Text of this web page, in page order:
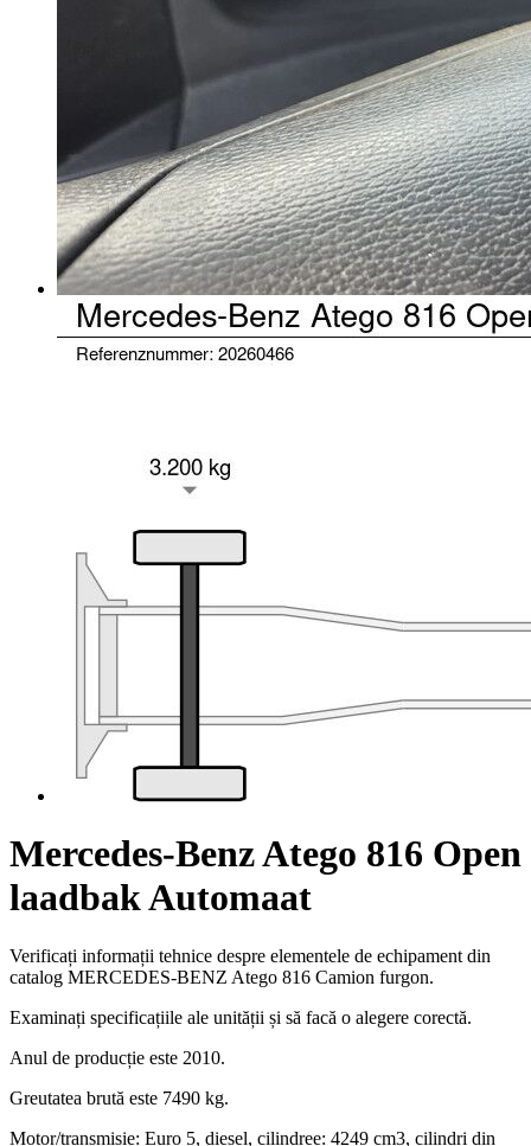
Mercedes-Benz Atego 816 Open
laadbak Automaat
Verificați informații tehnice despre elementele de echipament din
catalog MERCEDES-BENZ Atego 816 Camion furgon.
Examinați specificațiile ale unității și să facă o alegere corectă.
Anul de producție este 2010.
Greutatea brută este 7490 kg.
Motor/transmisie: Euro 5, diesel, cilindree: 4249 cm3, cilindri din